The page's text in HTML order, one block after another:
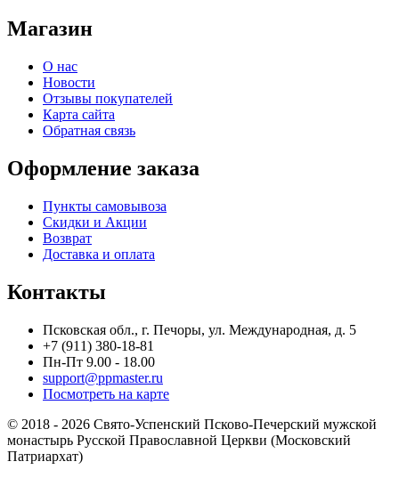
Магазин
О нас
Новости
Отзывы покупателей
Карта сайта
Обратная связь
Оформление заказа
Пункты самовывоза
Скидки и Акции
Возврат
Доставка и оплата
Контакты
Псковская обл., г. Печоры, ул. Международная, д. 5
+7 (911) 380-18-81
Пн-Пт 9.00 - 18.00
support@ppmaster.ru
Посмотреть на карте
© 2018 - 2026 Свято-Успенский Псково-Печерский мужской
монастырь Русской Православной Церкви (Московский
Патриархат)